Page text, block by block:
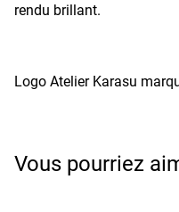
rendu brillant.
Logo Atelier Karasu
Vous pourriez